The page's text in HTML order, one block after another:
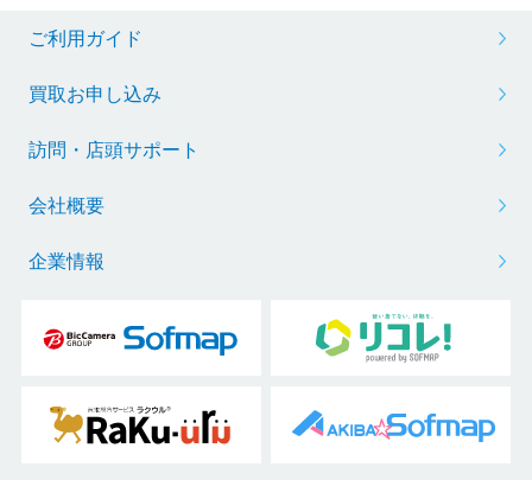
ご利用ガイド
買取お申し込み
訪問・店頭サポート
会社概要
企業情報